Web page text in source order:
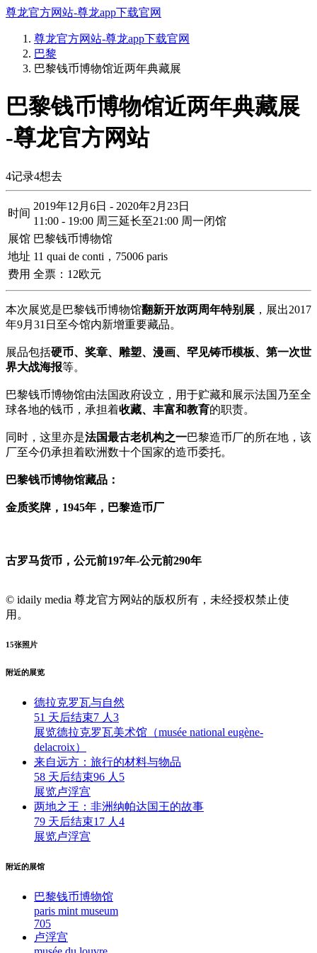
尊龙官方网站-尊龙app下载官网
尊龙官方网站-尊龙app下载官网
巴黎
巴黎钱币博物馆近两年典藏展
巴黎钱币博物馆近两年典藏展
-尊龙官方网站
4记录4想去
时间
2019年12月6日 - 2020年2月23日
11:00 - 19:00 周三延长至21:00 周一闭馆
展馆 巴黎钱币博物馆
地址 11 quai de conti，75006 paris
费用 全票：12欧元
本次展览是巴黎钱币博物馆翻新开放两周年特别展 ，展出2017
年9月31日至今馆内新增重要藏品。
展品包括硬币、奖章、雕塑、漫画、罕见铸币模板、第一次世
界大战海报等。
巴黎钱币博物馆由法国政府设立，用于贮藏和展示法国乃至全
球各地的钱币，承担着收藏、丰富和教育的职责。
同时，这里亦是法国最古老机构之一巴黎造币厂的所在地，该
厂至今仍承担着欧洲数十个国家的造币委托。
巴黎钱币博物馆藏品：
金质奖牌，1945年，巴黎造币厂
古罗马货币，公元前197年-公元前290年
© idaily media 尊龙官方网站的版权所有，未经授权禁止使
用。
15张照片
附近的展览
德拉克罗瓦与自然
51 天后结束7 人 3
展览德拉克罗瓦美术馆（musée national eugène-
delacroix）
来自远方：旅行的材料与物品
58 天后结束96 人 5
展览卢浮宫
两地之王：非洲纳帕达国王的故事
79 天后结束17 人 4
展览卢浮宫
附近的展馆
巴黎钱币博物馆
paris mint museum
705
卢浮宫